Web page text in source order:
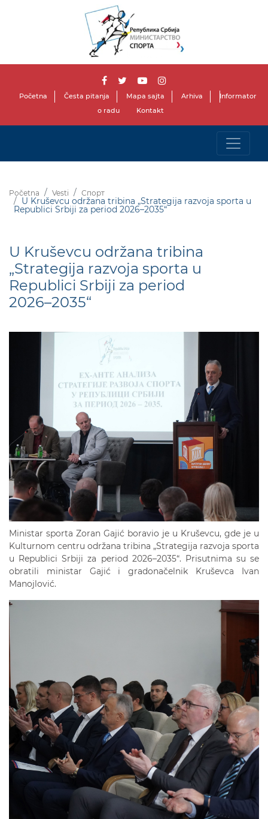
Početna Česta pitanja Mapa sajta Arhiva
Informator
o radu
Kontakt
Početna Vesti Спорт
U Kruševcu održana tribina „Strategija razvoja sporta u
Republici Srbiji za period 2026–2035“
U Kruševcu održana tribina
„Strategija razvoja sporta u
Republici Srbiji za period
2026–2035“
Ministar sporta Zoran Gajić boravio je u Kruševcu, gde je u
Kulturnom centru održana tribina „Strategija razvoja sporta
u Republici Srbiji za period 2026–2035“. Prisutnima su se
obratili ministar Gajić i gradonačelnik Kruševca Ivan
Manojlović.